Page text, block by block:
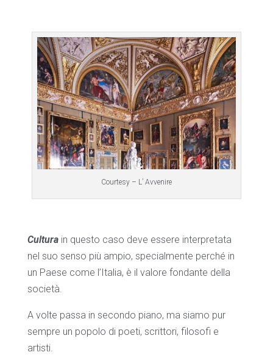
Courtesy – L’ Avvenire
Cultura in questo caso deve essere interpretata
nel suo senso più ampio, specialmente perché in
un Paese come l’Italia, è il valore fondante della
società.
A volte passa in secondo piano, ma siamo pur
sempre un popolo di poeti, scrittori, filosofi e
artisti.